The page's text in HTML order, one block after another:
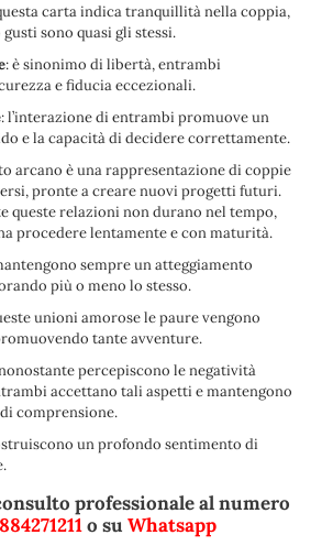
carta indica tranquillità nella coppia,
sono quasi gli stessi.
: è sinonimo di libertà, entrambi
e fiducia eccezionali.
: l’interazione di entrambi promuove un
e la capacità di decidere correttamente.
arcano è una rappresentazione di coppie
pronte a creare nuovi progetti futuri.
queste relazioni non durano nel tempo,
procedere lentamente e con maturità.
sempre un atteggiamento
più o meno lo stesso.
unioni amorose le paure vengono
tante avventure.
percepiscono le negatività
accettano tali aspetti e mantengono
comprensione.
un profondo sentimento di
professionale al numero
o suWhatsapp